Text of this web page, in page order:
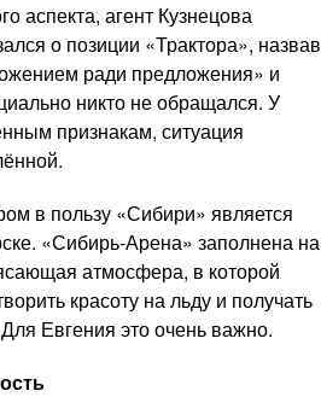
аспекта, агент Кузнецова
о позиции «Трактора», назвав
ради предложения» и
никто не обращался. У
признакам, ситуация
в пользу «Сибири» является
«Сибирь-Арена» заполнена на
атмосфера, в которой
красоту на льду и получать
Евгения это очень важно.